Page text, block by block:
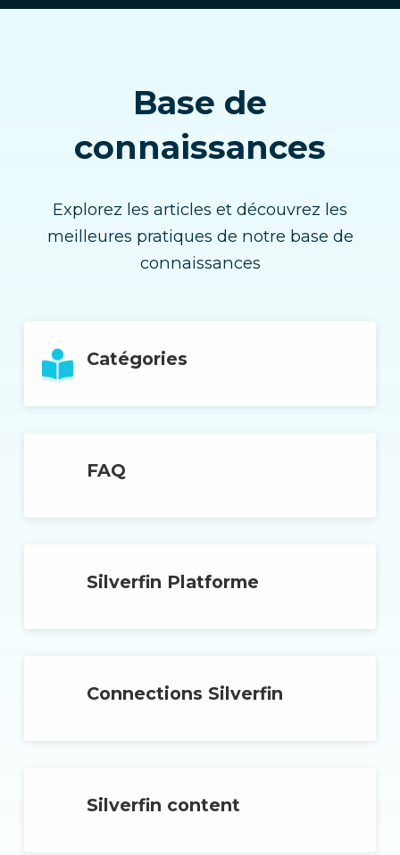
Base de
connaissances
Explorez les articles et découvrez les
meilleures pratiques de notre base de
connaissances
Catégories
FAQ
Silverfin Platforme
Connections Silverfin
Silverfin content